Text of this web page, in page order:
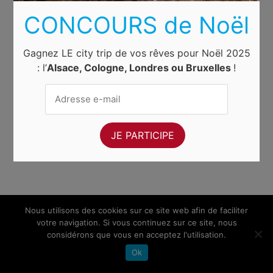
Nous utilisons des cookies sur ce site web afin de faciliter
votre navigation. Si vous continuez sur ce site, nous
considérons que vous en acceptez l'utilisation.
Ok
CONCOURS de Noël
Gagnez LE city trip de vos rêves pour Noël 2025
: l’Alsace, Cologne, Londres ou Bruxelles !